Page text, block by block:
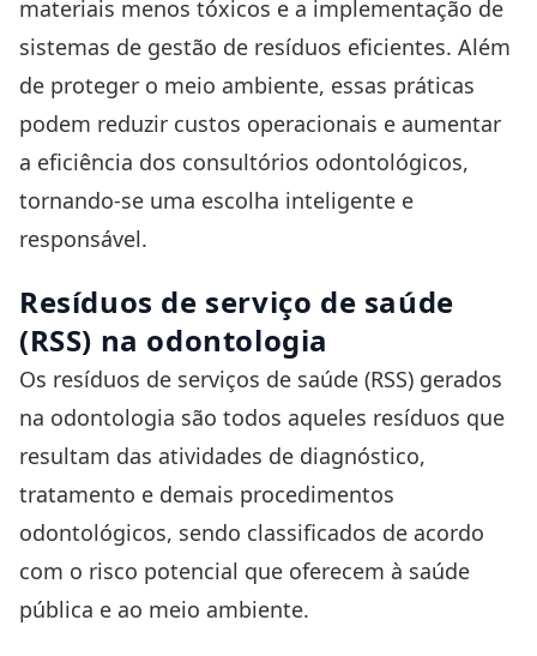
materiais menos tóxicos e a implementação de
sistemas de gestão de resíduos eficientes. Além
de proteger o meio ambiente, essas práticas
podem reduzir custos operacionais e aumentar
a eficiência dos consultórios odontológicos,
tornando-se uma escolha inteligente e
responsável.
Resíduos de serviço de saúde
(RSS) na odontologia
Os resíduos de serviços de saúde (RSS) gerados
na odontologia são todos aqueles resíduos que
resultam das atividades de diagnóstico,
tratamento e demais procedimentos
odontológicos, sendo classificados de acordo
com o risco potencial que oferecem à saúde
pública e ao meio ambiente.